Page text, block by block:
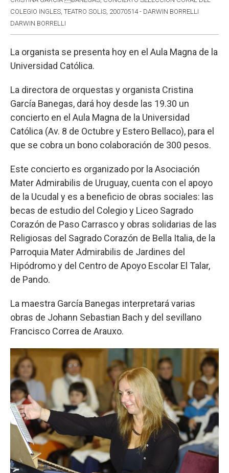
COLEGIO INGLES, TEATRO SOLIS, 20070514 - DARWIN BORRELLI
DARWIN BORRELLI
La organista se presenta hoy en el Aula Magna de la
Universidad Católica.
La directora de orquestas y organista Cristina
García Banegas, dará hoy desde las 19.30 un
concierto en el Aula Magna de la Universidad
Católica (Av. 8 de Octubre y Estero Bellaco), para el
que se cobra un bono colaboración de 300 pesos.
Este concierto es organizado por la Asociación
Mater Admirabilis de Uruguay, cuenta con el apoyo
de la Ucudal y es a beneficio de obras sociales: las
becas de estudio del Colegio y Liceo Sagrado
Corazón de Paso Carrasco y obras solidarias de las
Religiosas del Sagrado Corazón de Bella Italia, de la
Parroquia Mater Admirabilis de Jardines del
Hipódromo y del Centro de Apoyo Escolar El Talar,
de Pando.
La maestra García Banegas interpretará varias
obras de Johann Sebastian Bach y del sevillano
Francisco Correa de Arauxo.